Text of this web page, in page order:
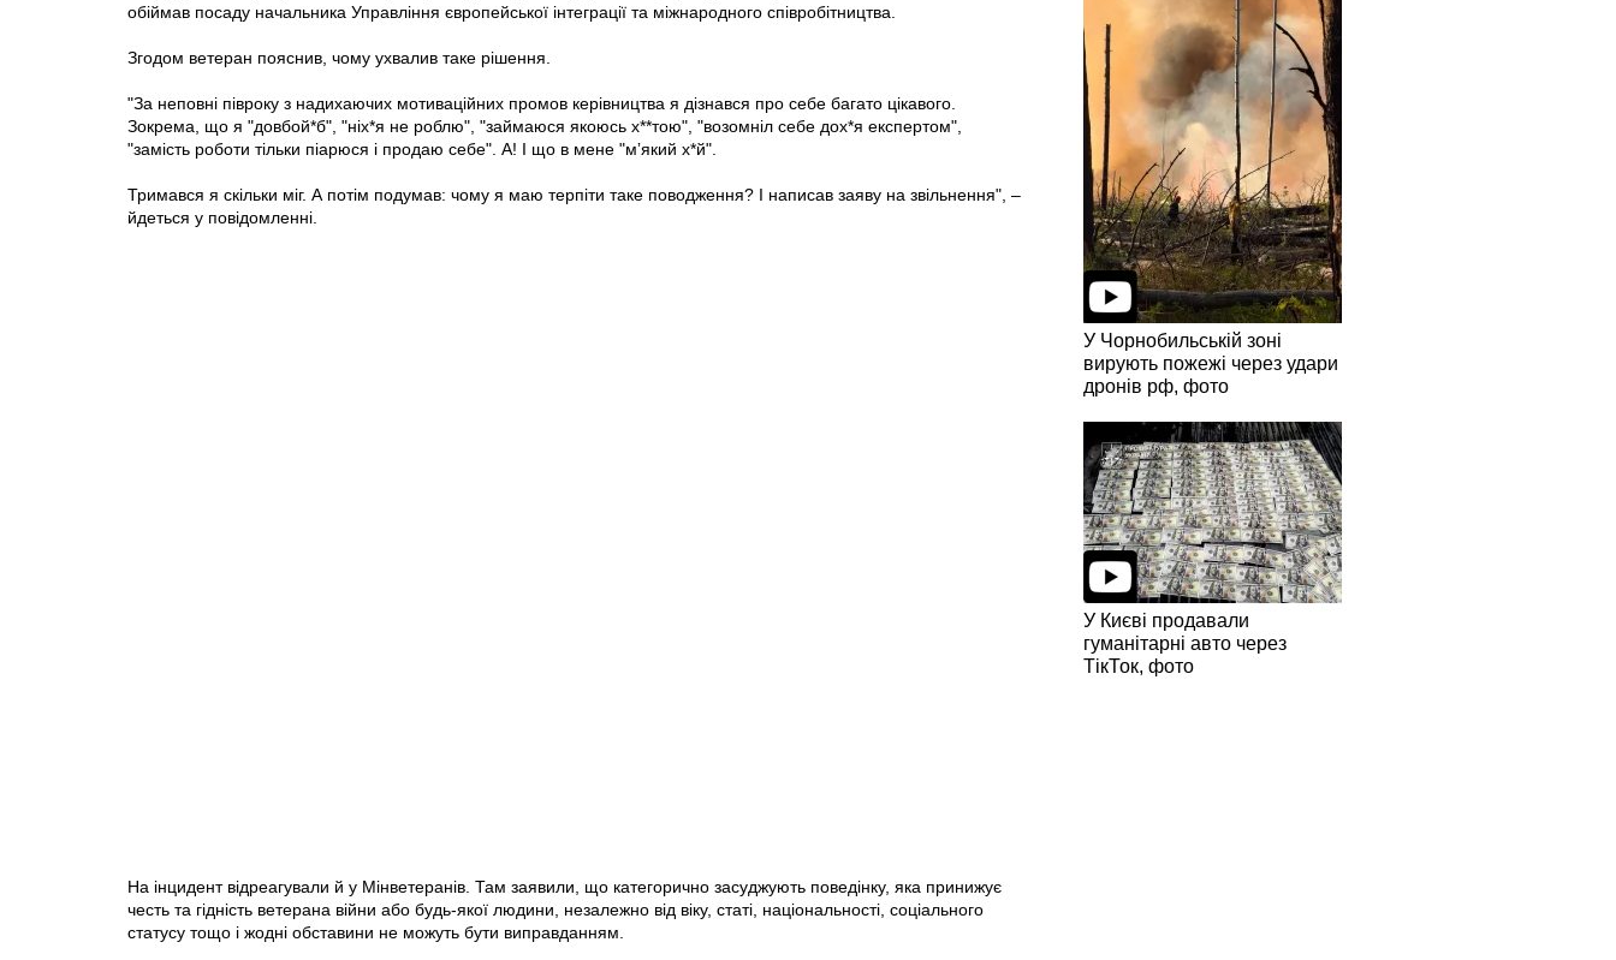
обіймав посаду начальника Управління європейської інтеграції та міжнародного співробітництва.
Згодом ветеран пояснив, чому ухвалив таке рішення.
"За неповні півроку з надихаючих мотиваційних промов керівництва я дізнався про себе багато цікавого.
Зокрема, що я "довбой*б", "ніх*я не роблю", "займаюся якоюсь х**тою", "возомніл себе дох*я експертом",
"замість роботи тільки піарюся і продаю себе". А! І що в мене "мʼякий х*й".
Тримався я скільки міг. А потім подумав: чому я маю терпіти таке поводження? І написав заяву на звільнення", –
йдеться у повідомленні.
На інцидент відреагували й у Мінветеранів. Там заявили, що категорично засуджують поведінку, яка принижує
честь та гідність ветерана війни або будь-якої людини, незалежно від віку, статі, національності, соціального
статусу тощо і жодні обставини не можуть бути виправданням.
У Чорнобильській зоні
вирують пожежі через удари
дронів рф, фото
У Києві продавали
гуманітарні авто через
ТікТок, фото